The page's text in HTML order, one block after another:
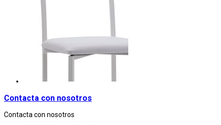
Contacta con nosotros
Contacta con nosotros